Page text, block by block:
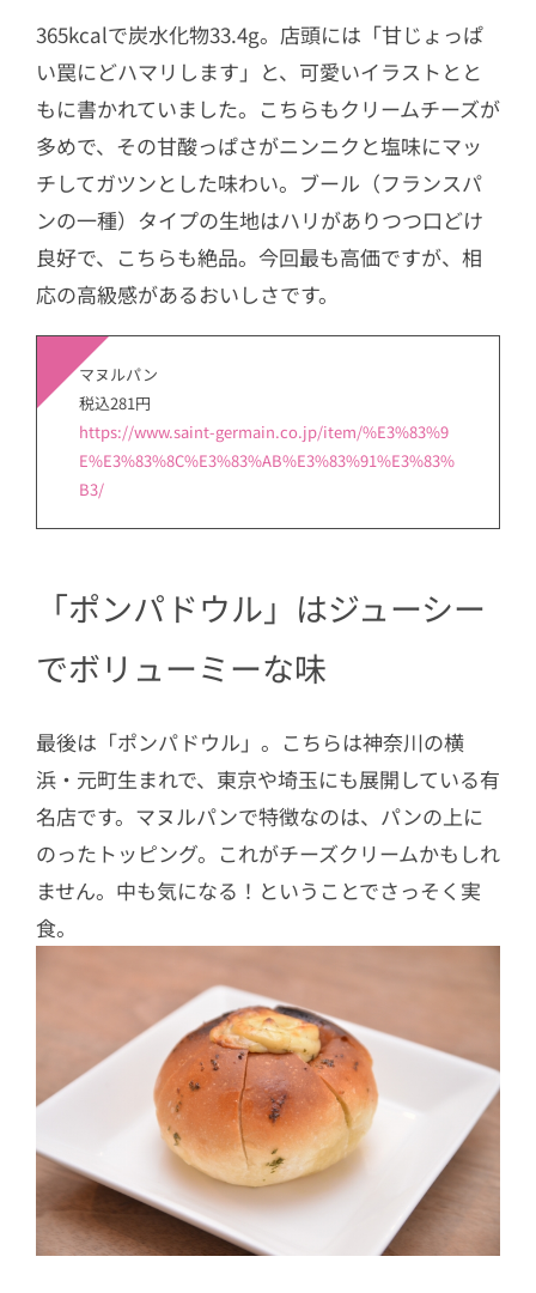
365kcalで炭水化物33.4g。店頭には「甘じょっぱ
い罠にどハマリします」と、可愛いイラストとと
もに書かれていました。こちらもクリームチーズが
多めで、その甘酸っぱさがニンニクと塩味にマッ
チしてガツンとした味わい。ブール（フランスパ
ンの一種）タイプの生地はハリがありつつ口どけ
良好で、こちらも絶品。今回最も高価ですが、相
応の高級感があるおいしさです。
マヌルパン
税込281円
https://www.saint-germain.co.jp/item/%E3%83%9
E%E3%83%8C%E3%83%AB%E3%83%91%E3%83%
B3/
「ポンパドウル」はジューシー
でボリューミーな味
最後は「ポンパドウル」。こちらは神奈川の横
浜・元町生まれで、東京や埼玉にも展開している有
名店です。マヌルパンで特徴なのは、パンの上に
のったトッピング。これがチーズクリームかもしれ
ません。中も気になる！ということでさっそく実
食。